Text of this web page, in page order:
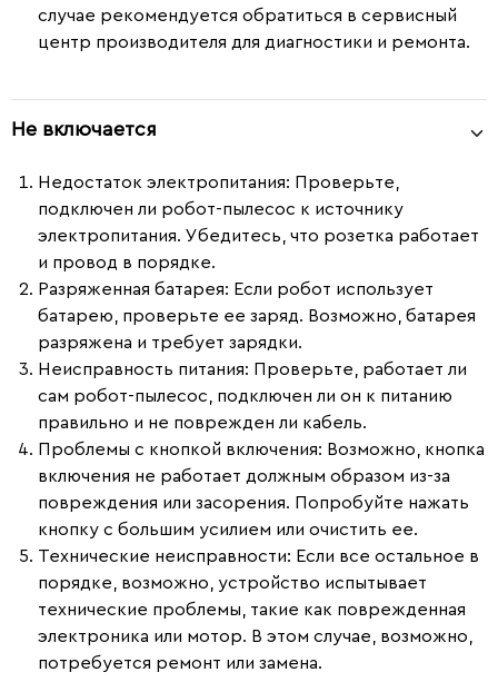
случае рекомендуется обратиться в сервисный
центр производителя для диагностики и ремонта.
Не включается
Недостаток электропитания: Проверьте,
подключен ли робот-пылесос к источнику
электропитания. Убедитесь, что розетка работает
и провод в порядке.
Разряженная батарея: Если робот использует
батарею, проверьте ее заряд. Возможно, батарея
разряжена и требует зарядки.
Неисправность питания: Проверьте, работает ли
сам робот-пылесос, подключен ли он к питанию
правильно и не поврежден ли кабель.
Проблемы с кнопкой включения: Возможно, кнопка
включения не работает должным образом из-за
повреждения или засорения. Попробуйте нажать
кнопку с большим усилием или очистить ее.
Технические неисправности: Если все остальное в
порядке, возможно, устройство испытывает
технические проблемы, такие как поврежденная
электроника или мотор. В этом случае, возможно,
потребуется ремонт или замена.